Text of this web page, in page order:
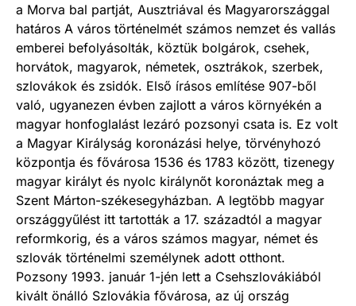
a Morva bal partját, Ausztriával és Magyarországgal
határos A város történelmét számos nemzet és vallás
emberei befolyásolták, köztük bolgárok, csehek,
horvátok, magyarok, németek, osztrákok, szerbek,
szlovákok és zsidók. Első írásos említése 907-ből
való, ugyanezen évben zajlott a város környékén a
magyar honfoglalást lezáró pozsonyi csata is. Ez volt
a Magyar Királyság koronázási helye, törvényhozó
központja és fővárosa 1536 és 1783 között, tizenegy
magyar királyt és nyolc királynőt koronáztak meg a
Szent Márton-székesegyházban. A legtöbb magyar
országgyűlést itt tartották a 17. századtól a magyar
reformkorig, és a város számos magyar, német és
szlovák történelmi személynek adott otthont.
Pozsony 1993. január 1-jén lett a Csehszlovákiából
kivált önálló Szlovákia fővárosa, az új ország